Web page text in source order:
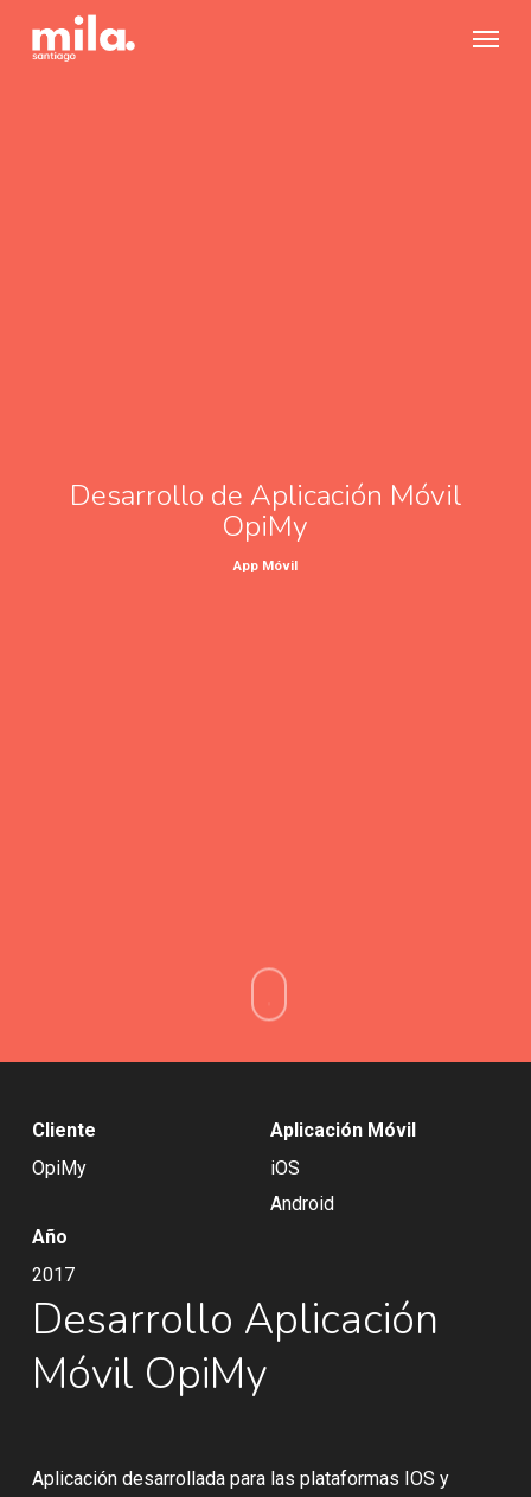
Desarrollo de Aplicación Móvil
OpiMy
App Móvil
Cliente
OpiMy
Año
2017
Aplicación Móvil
iOS
Android
Desarrollo Aplicación
Móvil OpiMy
Aplicación desarrollada para las plataformas IOS y